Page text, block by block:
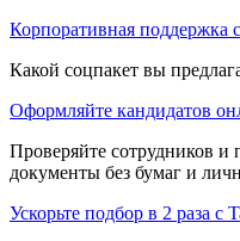
Корпоративная поддержка
Какой соцпакет вы
Оформляйте кандидатов
Проверяйте сотрудников и
документы без бумаг и
Ускорьте подбор в 2 раза с